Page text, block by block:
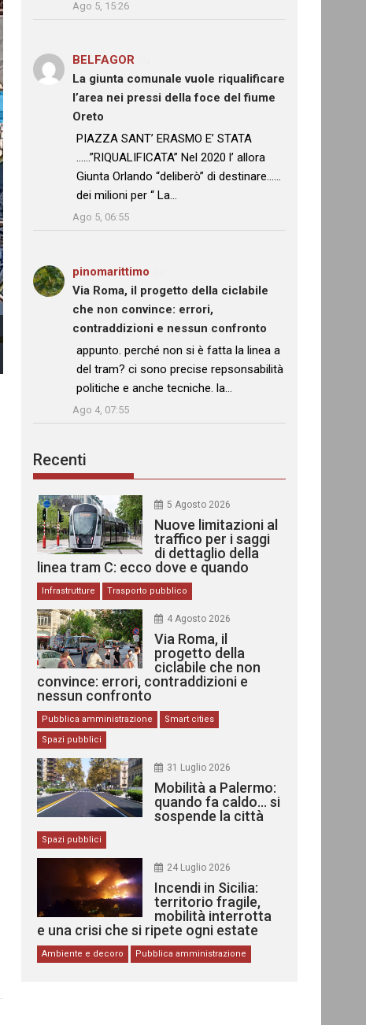
Ago 5, 15:26
BELFAGOR
La giunta comunale vuole riqualificare
l’area nei pressi della foce del fiume
Oreto
: “
PIAZZA SANT’ ERASMO E’ STATA
……”RIQUALIFICATA” Nel 2020 l’ allora
Giunta Orlando “deliberò” di destinare……
dei milioni per “ La…
Ago 5, 06:55
pinomarittimo
Via Roma, il progetto della ciclabile
che non convince: errori,
contraddizioni e nessun confronto
: “
appunto. perché non si è fatta la linea a
del tram? ci sono precise repsonsabilità
politiche e anche tecniche. la…
Ago 4, 07:55
Recenti
5 Agosto 2026
Nuove limitazioni al
traffico per i saggi
di dettaglio della
linea tram C: ecco dove e quando
Infrastrutture Trasporto pubblico
4 Agosto 2026
Via Roma, il
progetto della
ciclabile che non
convince: errori, contraddizioni e
nessun confronto
Pubblica amministrazione
Smart cities
Spazi pubblici
31 Luglio 2026
Mobilità a Palermo:
quando fa caldo… si
sospende la città
Spazi pubblici
24 Luglio 2026
Incendi in Sicilia:
territorio fragile,
mobilità interrotta
e una crisi che si ripete ogni estate
Ambiente e decoro Pubblica amministrazione